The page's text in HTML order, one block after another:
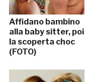
Affidano bambino
alla baby sitter, poi
la scoperta choc
(FOTO)